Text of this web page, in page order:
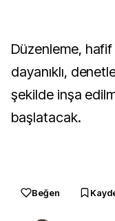
Düzenleme, hafif
dayanıklı,
şekilde inşa
başlatacak.
Beğen